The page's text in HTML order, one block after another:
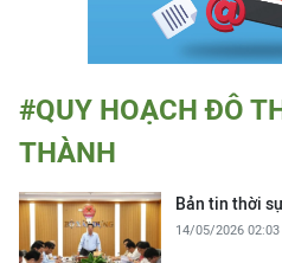
#QUY HOẠCH ĐÔ
THÀNH
Bản tin thời
14/05/2026 02:03